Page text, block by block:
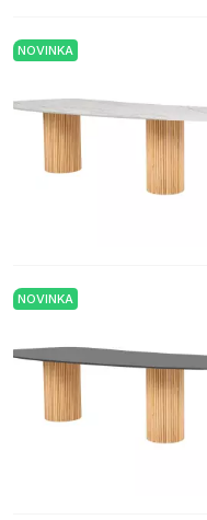
NOVINKA
NOVINKA